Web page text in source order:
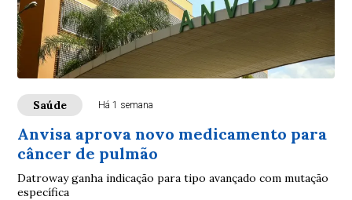
Saúde Há 1 semana
Anvisa aprova novo medicamento para
câncer de pulmão
Datroway ganha indicação para tipo avançado com mutação
específica